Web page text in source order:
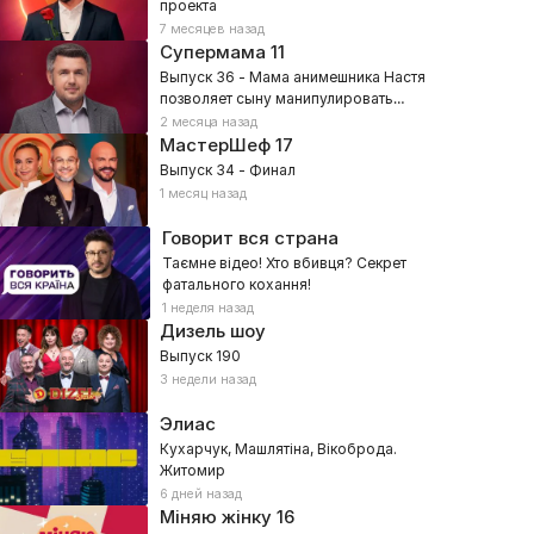
проекта
7 месяцев назад
Супермама 11
Выпуск 36 - Мама анимешника Настя
позволяет сыну манипулировать
собой?
2 месяца назад
МастерШеф17
Выпуск 34 - Финал
1 месяц назад
Говорит вся страна
Таємне відео! Хто вбивця? Секрет
фатального кохання!
1 неделя назад
Дизель шоу
Выпуск 190
3 недели назад
Элиас
Кухарчук, Машлятіна, Вікоброда.
Житомир
6 дней назад
Міняю жінку16